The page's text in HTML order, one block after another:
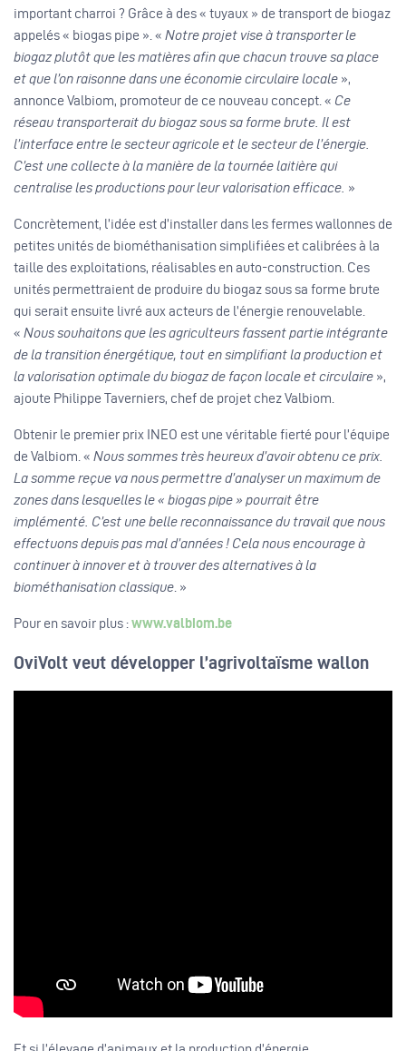
important charroi ? Grâce à des « tuyaux » de transport de biogaz
appelés « biogas pipe ». « Notre projet vise à transporter le
biogaz plutôt que les matières afin que chacun trouve sa place
et que l’on raisonne dans une économie circulaire locale »,
annonce Valbiom, promoteur de ce nouveau concept. « Ce
réseau transporterait du biogaz sous sa forme brute. Il est
l’interface entre le secteur agricole et le secteur de l’énergie.
C’est une collecte à la manière de la tournée laitière qui
centralise les productions pour leur valorisation efficace. »
Concrètement, l’idée est d’installer dans les fermes wallonnes de
petites unités de biométhanisation simplifiées et calibrées à la
taille des exploitations, réalisables en auto-construction. Ces
unités permettraient de produire du biogaz sous sa forme brute
qui serait ensuite livré aux acteurs de l’énergie renouvelable.
« Nous souhaitons que les agriculteurs fassent partie intégrante
de la transition énergétique, tout en simplifiant la production et
la valorisation optimale du biogaz de façon locale et circulaire »,
ajoute Philippe Taverniers, chef de projet chez Valbiom.
Obtenir le premier prix INEO est une véritable fierté pour l’équipe
de Valbiom. « Nous sommes très heureux d’avoir obtenu ce prix.
La somme reçue va nous permettre d’analyser un maximum de
zones dans lesquelles le « biogas pipe » pourrait être
implémenté. C’est une belle reconnaissance du travail que nous
effectuons depuis pas mal d’années ! Cela nous encourage à
continuer à innover et à trouver des alternatives à la
biométhanisation classique . »
Pour en savoir plus :www.valbiom.be
OviVolt veut développer l’agrivoltaïsme wallon